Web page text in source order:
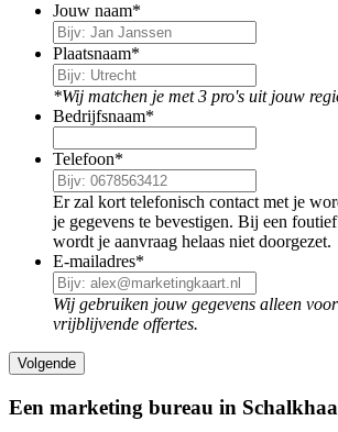
Jouw naam*
Plaatsnaam*
*Wij matchen je met 3 pro's uit jouw
Bedrijfsnaam*
Telefoon*
Er zal kort telefonisch contact met je
je gegevens te bevestigen. Bij een
wordt je aanvraag helaas niet doorgezet.
E-mailadres*
Wij gebruiken jouw gegevens alleen
vrijblijvende offertes.
Een marketing bureau in